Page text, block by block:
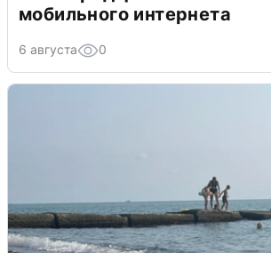
мобильного интернета
6 августа 0